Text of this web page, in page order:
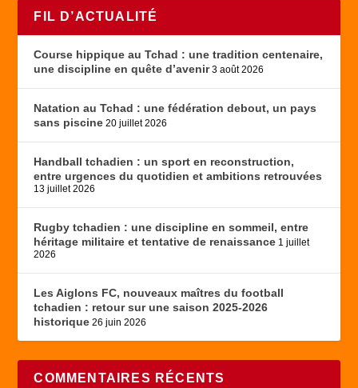
FIL D’ACTUALITÉ
Course hippique au Tchad : une tradition centenaire,
une discipline en quête d’avenir 3 août 2026
Natation au Tchad : une fédération debout, un pays
sans piscine 20 juillet 2026
Handball tchadien : un sport en reconstruction,
entre urgences du quotidien et ambitions retrouvées
13 juillet 2026
Rugby tchadien : une discipline en sommeil, entre
héritage militaire et tentative de renaissance 1 juillet
2026
Les Aiglons FC, nouveaux maîtres du football
tchadien : retour sur une saison 2025-2026
historique 26 juin 2026
COMMENTAIRES RÉCENTS